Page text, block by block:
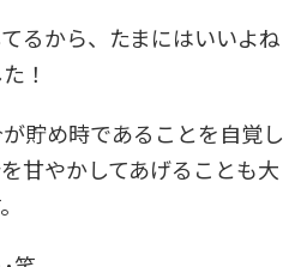
るから、たまにはいいよね
！
貯め時であることを自覚し
甘やかしてあげることも大